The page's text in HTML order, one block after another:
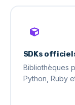
SDKs
Bibliothèques
Python, Ruby